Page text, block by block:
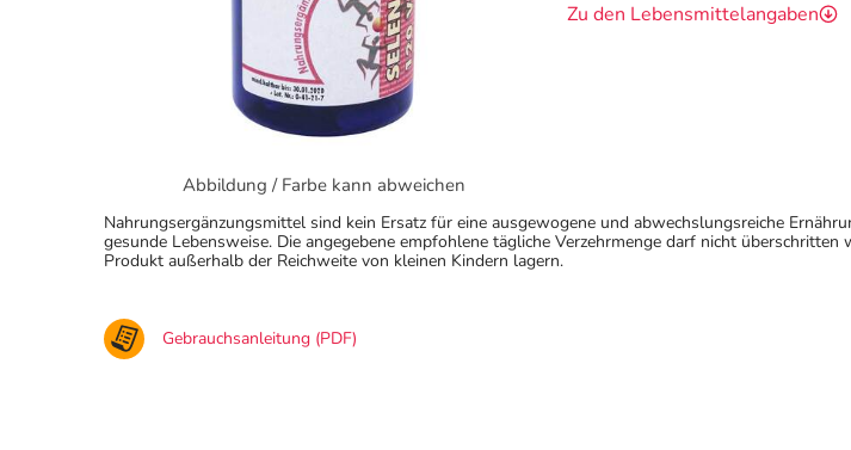
Abbildung / Farbe kann abweichen
Zu den Lebensmittelangaben
Nahrungsergänzungsmittel sind kein Ersatz für eine ausgewogene und abwechslungsreiche
gesunde Lebensweise. Die angegebene empfohlene tägliche Verzehrmenge darf nicht überschritten
Produkt außerhalb der Reichweite von kleinen Kindern lagern.
Gebrauchsanleitung (PDF)